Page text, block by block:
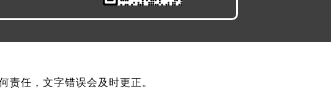
任，文字错误会及时更正。